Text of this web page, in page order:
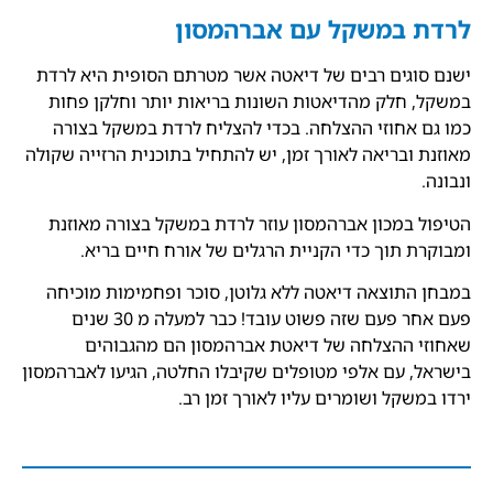
לרדת במשקל עם אברהמסון
ישנם סוגים רבים של דיאטה אשר מטרתם הסופית היא לרדת
במשקל, חלק מהדיאטות השונות בריאות יותר וחלקן פחות
כמו גם אחוזי ההצלחה. בכדי להצליח לרדת במשקל בצורה
מאוזנת ובריאה לאורך זמן, יש להתחיל בתוכנית הרזייה שקולה
ונבונה.
הטיפול במכון אברהמסון עוזר לרדת במשקל בצורה מאוזנת
ומבוקרת תוך כדי הקניית הרגלים של אורח חיים בריא.
במבחן התוצאה דיאטה ללא גלוטן, סוכר ופחמימות מוכיחה
פעם אחר פעם שזה פשוט עובד! כבר למעלה מ 30 שנים
שאחוזי ההצלחה של דיאטת אברהמסון הם מהגבוהים
בישראל, עם אלפי מטופלים שקיבלו החלטה, הגיעו לאברהמסון
ירדו במשקל ושומרים עליו לאורך זמן רב.